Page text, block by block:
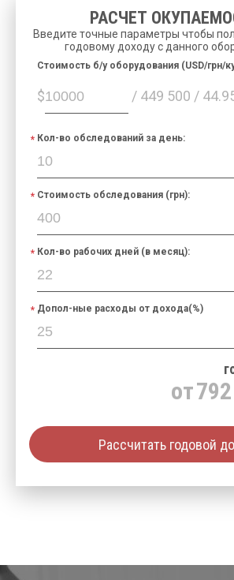
РАСЧЕТ
Введите точные параметры чтобы
годовому доходу с данного
$ / 449 500 /
Cтоимость б/у оборудования (USD/грн/
Кол-во обследований за день:
Стоимость обследования (грн):
Кол-во рабочих дней (в месяц):
Допол-ные расходы от дохода(%)
от
Рассчитать годовой